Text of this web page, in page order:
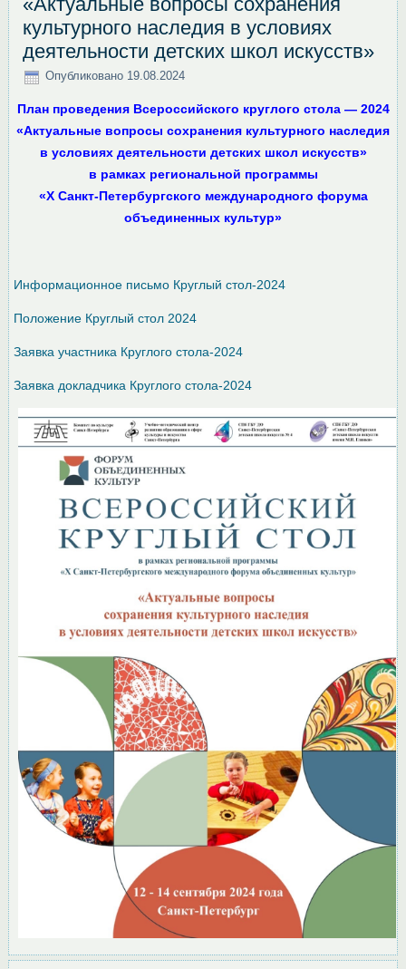
культурного наследия в условиях
деятельности детских школ искусств»
Опубликовано 19.08.2024
План проведения Всероссийского круглого стола — 2024
«Актуальные вопросы сохранения культурного наследия
в условиях деятельности детских школ искусств»
в рамках региональной программы
«XСанкт-Петербургского международного форума
объединенных культур»
Информационное письмо Круглый стол-2024
Положение Круглый стол 2024
Заявка участника Круглого стола-2024
Заявка докладчика Круглого стола-2024